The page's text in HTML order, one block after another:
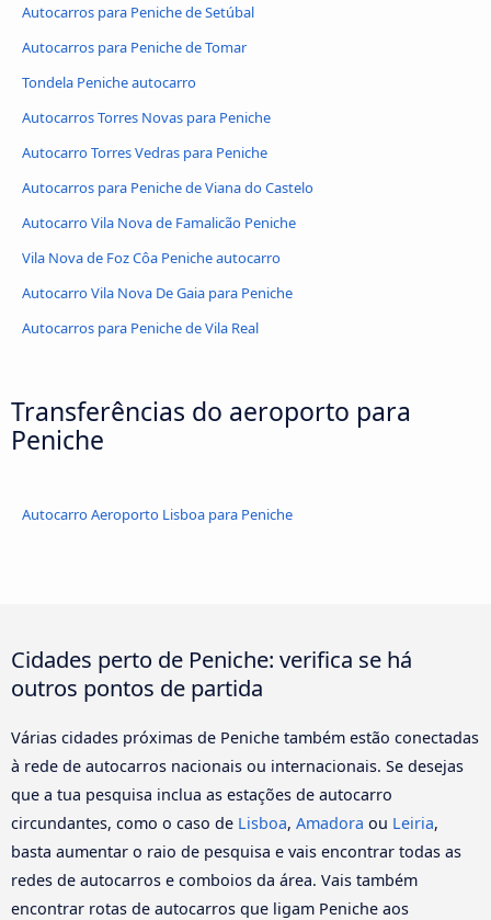
Autocarros para Peniche de Setúbal
Autocarros para Peniche de Tomar
Tondela Peniche autocarro
Autocarros Torres Novas para Peniche
Autocarro Torres Vedras para Peniche
Autocarros para Peniche de Viana do Castelo
Autocarro Vila Nova de Famalicão Peniche
Vila Nova de Foz Côa Peniche autocarro
Autocarro Vila Nova De Gaia para Peniche
Autocarros para Peniche de Vila Real
Transferências do aeroporto para
Peniche
Autocarro Aeroporto Lisboa para Peniche
Cidades perto de Peniche: verifica se há
outros pontos de partida
Várias cidades próximas de Peniche também estão conectadas
à rede de autocarros nacionais ou internacionais. Se desejas
que a tua pesquisa inclua as estações de autocarro
circundantes, como o caso de Lisboa, Amadora ou Leiria,
basta aumentar o raio de pesquisa e vais encontrar todas as
redes de autocarros e comboios da área. Vais também
encontrar rotas de autocarros que ligam Peniche aos